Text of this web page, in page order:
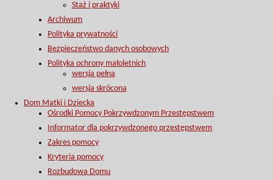
Staż i praktyki
Archiwum
Polityka prywatności
Bezpieczeństwo danych osobowych
Polityka ochrony małoletnich
wersja pełna
wersja skrócona
Dom Matki i Dziecka
Ośrodki Pomocy Pokrzywdzonym Przestępstwem
Informator dla pokrzywdzonego przestępstwem
Zakres pomocy
Kryteria pomocy
Rozbudowa Domu